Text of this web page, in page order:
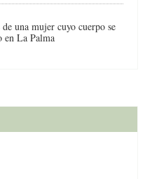
una mujer cuyo cuerpo se
en La Palma